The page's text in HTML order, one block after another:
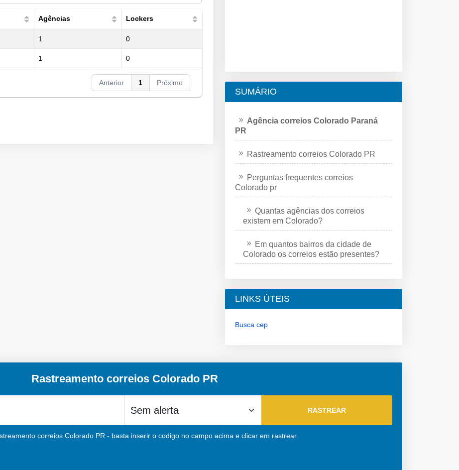
Agências Lockers
1 0
1 0
Anterior 1 Próximo
SUMÁRIO
Agência correios Colorado Paraná
PR
Rastreamento correios Colorado PR
Perguntas frequentes correios
Colorado pr
Quantas agências dos correios
existem em Colorado?
Em quantos bairros da cidade de
Colorado os correios estão presentes?
LINKS ÚTEIS
Busca cep
Rastreamento correios Colorado PR
correios Colorado PR - basta inserir o codigo no campo acima e clicar em rastrear.